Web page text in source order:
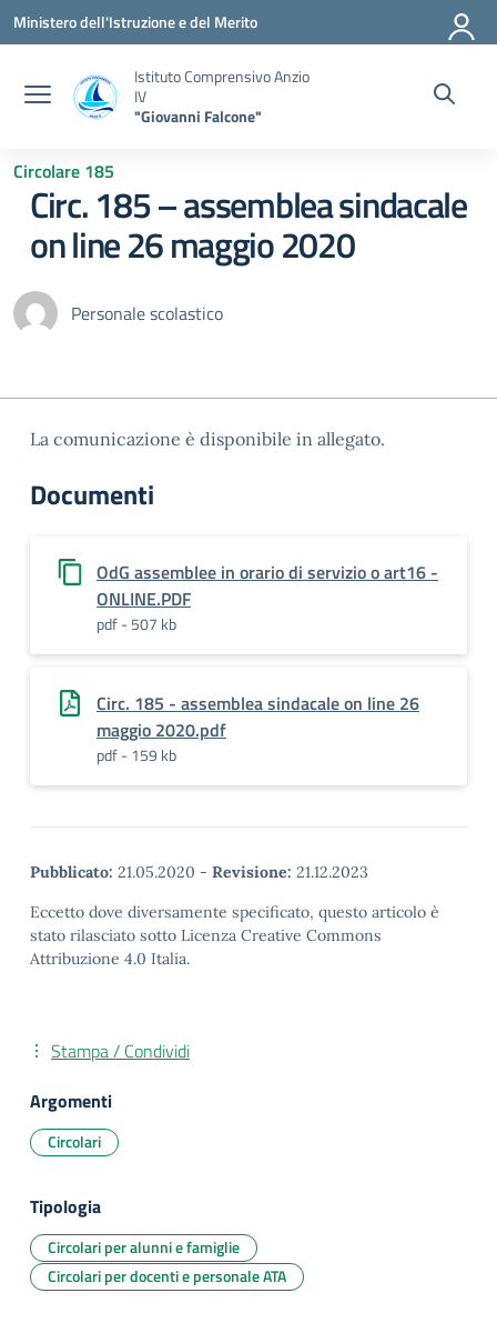
Vai ai contenuti
Vai al menu di navigazione
Vai al footer
Ministero dell'Istruzione e del Merito
Istituto Comprensivo Anzio
IV
"Giovanni Falcone"
Circolare 185
Circ. 185 – assemblea sindacale
on line 26 maggio 2020
Personale scolastico
La comunicazione è disponibile in allegato.
Documenti
OdG assemblee in orario di servizio o art16 -
ONLINE.PDF
pdf - 507 kb
Circ. 185 - assemblea sindacale on line 26
maggio 2020.pdf
pdf - 159 kb
Pubblicato: 21.05.2020 - Revisione: 21.12.2023
Eccetto dove diversamente specificato, questo articolo è
stato rilasciato sotto Licenza Creative Commons
Attribuzione 4.0 Italia.
Stampa / Condividi
Argomenti
Circolari
Tipologia
Circolari per alunni e famiglie
Circolari per docenti e personale ATA